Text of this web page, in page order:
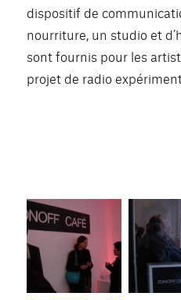
dispositif de
nourriture, un studio et
sont fournis pour les
projet de radio